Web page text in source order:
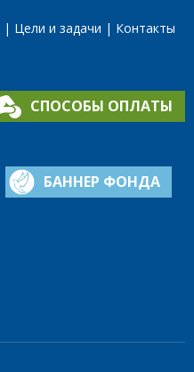
Цели и задачи Контакты
СПОСОБЫ ОПЛАТЫ
БАННЕР ФОНДА